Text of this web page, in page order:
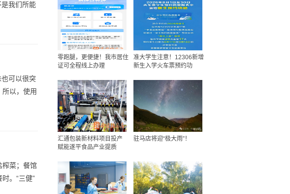
我们所能
可以很突
以，使用
榨菜；餐馆
。“三健”
零跑腿，更便捷！我市居住
证可全程线上办理
准大学生注意！12306新增
新生入学火车票预约功
汇通包装新材料项目投产
赋能遂平食品产业提质
驻马店将迎“极大雨”！